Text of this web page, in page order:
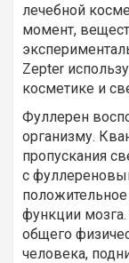
лечебной
момент,
Zepter
косметике и
Фуллерен
организму.
пропускания
с
положительное
функции
общего
человека,